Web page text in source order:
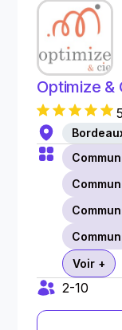
Optimize &
5
Voir +
2-10